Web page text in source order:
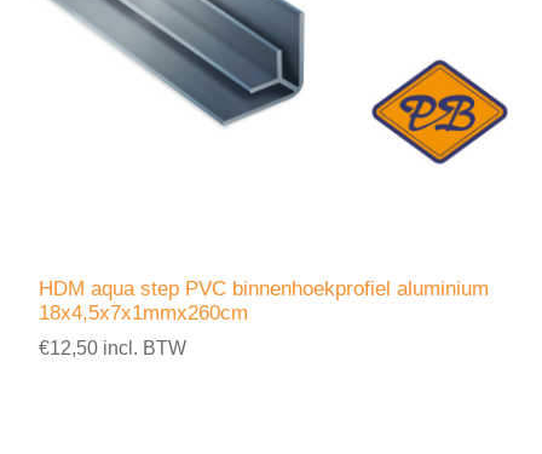
HDM aqua step PVC binnenhoekprofiel aluminium
18x4,5x7x1mmx260cm
€12,50 incl. BTW